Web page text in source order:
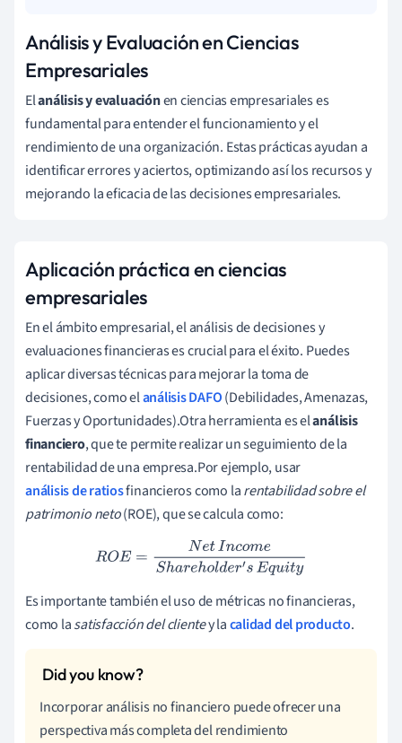
Análisis y Evaluación en Ciencias
Empresariales
Elanálisis y evaluaciónen ciencias empresariales es
fundamental para entender el funcionamiento y el
rendimiento de una organización. Estas prácticas ayudan a
identificar errores y aciertos, optimizando así los recursos y
mejorando la eficacia de las decisiones empresariales.
Aplicación práctica en ciencias
empresariales
En el ámbito empresarial, el análisis de decisiones y
evaluaciones financieras es crucial para el éxito. Puedes
aplicar diversas técnicas para mejorar la toma de
decisiones, como elanálisis DAFO(Debilidades, Amenazas,
Fuerzas y Oportunidades).Otra herramienta es elanálisis
financiero, que te permite realizar un seguimiento de la
rentabilidad de una empresa.Por ejemplo, usar
análisis de ratiosfinancieros como larentabilidad sobre el
patrimonio neto(ROE), que se calcula como:
ROE=N etI ncomeShareholder′sEquity
Es importante también el uso de métricas no financieras,
como lasatisfacción del clientey lacalidad del producto.
Incorporar análisis no financiero puede ofrecer una
perspectiva más completa del rendimiento